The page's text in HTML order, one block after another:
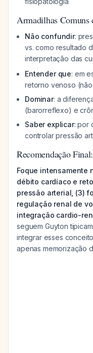
Armadilhas Comuns
Não confundir:
vs. como resultado
interpretação das
Entender que: em
retorno venoso
Dominar: a
(barorreflexo) e
Saber explicar: por
controlar pressão
Recomendação Final:
Foque intensamente
débito cardíaco e
pressão arterial, (3)
regulação renal de
integração cardio-
seguem Guyton
integrar esses
apenas memorização